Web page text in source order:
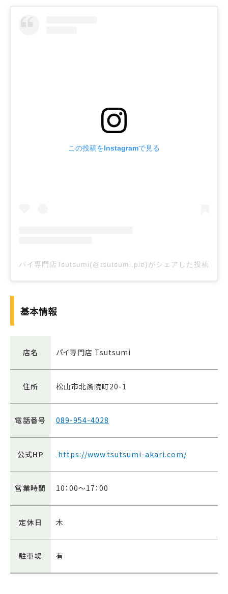
この投稿をInstagramで見る
パイ専門店Tsutsumi(@tsutsumi.pie)がシェアした投稿
基本情報
店名 パイ専門店 Tsutsumi
住所 松山市北斎院町20-1
電話番号 089-954-4028
公式HP https://www.tsutsumi-akari.com/
営業時間 10：00～17：00
定休日 木
駐車場 有